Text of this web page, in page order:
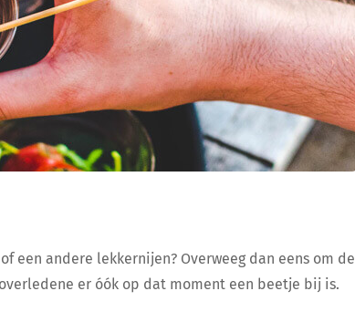
een andere lekkernijen? Overweeg dan eens om de
er óók op dat moment een beetje bij is.